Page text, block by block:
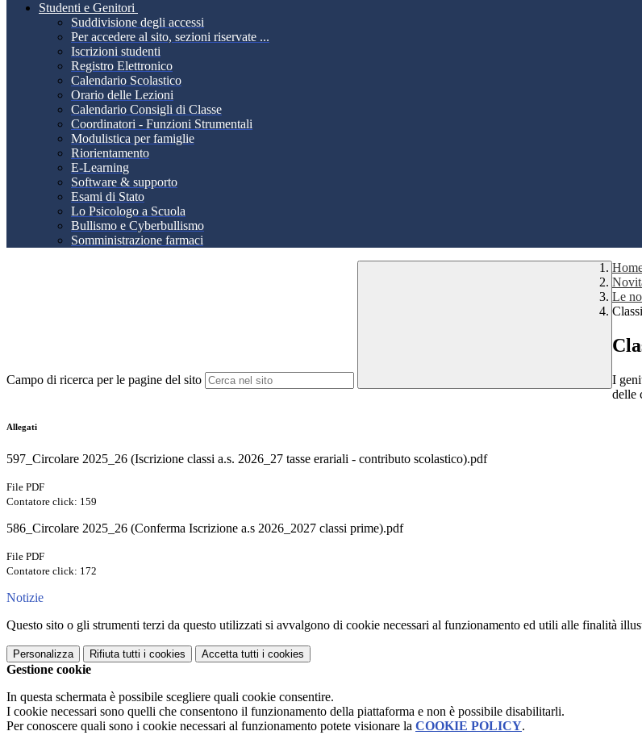
Studenti e Genitori
Suddivisione degli accessi
Per accedere al sito, sezioni riservate ...
Iscrizioni studenti
Registro Elettronico
Calendario Scolastico
Orario delle Lezioni
Calendario Consigli di Classe
Coordinatori - Funzioni Strumentali
Modulistica per famiglie
Riorientamento
E-Learning
Software & supporto
Esami di Stato
Lo Psicologo a Scuola
Bullismo e Cyberbullismo
Somministrazione farmaci
Campo di ricerca per le pagine del sito
Le
I
delle
Allegati
597_Circolare 2025_26 (Iscrizione classi a.s. 2026_27 tasse erariali - contributo scolastico).pdf
File PDF
Contatore click: 159
586_Circolare 2025_26 (Conferma Iscrizione a.s 2026_2027 classi prime).pdf
File PDF
Contatore click: 172
Notizie
Questo sito o gli strumenti terzi da questo utilizzati si avvalgono di cookie necessari al funzionamento ed utili alle finalità
Personalizza Rifiuta tutti i cookies Accetta tutti i cookies
Gestione cookie
In questa schermata è possibile scegliere quali cookie consentire.
I cookie necessari sono quelli che consentono il funzionamento della piattaforma e non è possibile disabilitarli.
Per conoscere quali sono i cookie necessari al funzionamento potete visionare la COOKIE POLICY.